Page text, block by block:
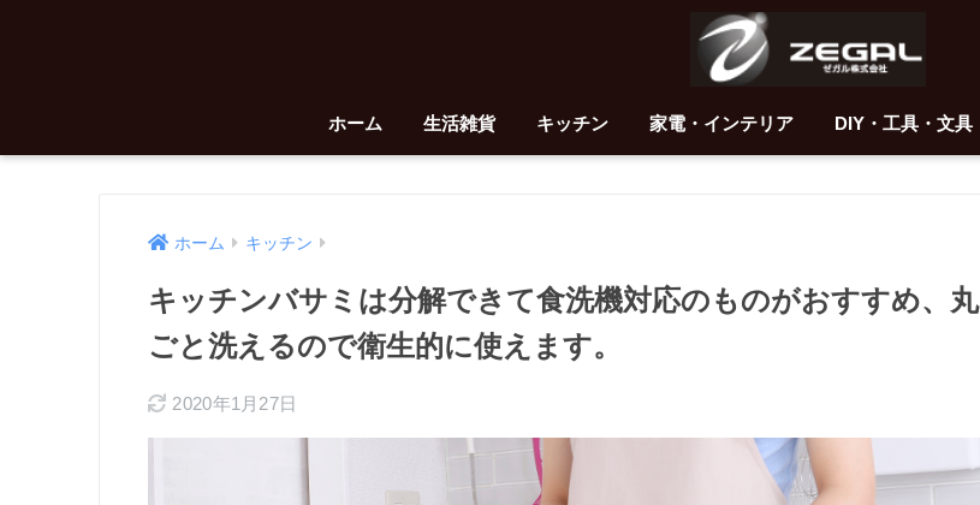
ホーム 生活雑貨 キッチン 家電・インテリア DIY・工具・文具
ホーム キッチン
キッチンバサミは分解できて食洗機対応のものがおすすめ、丸
ごと洗えるので衛生的に使えます。
2020年1月27日